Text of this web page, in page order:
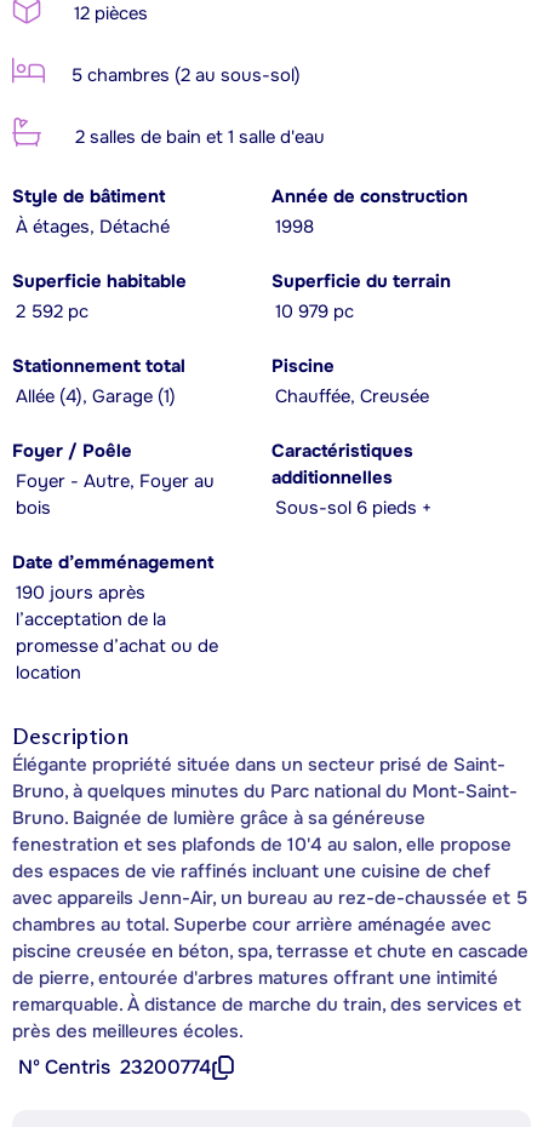
12 pièces
5 chambres (2 au sous-sol)
2 salles de bain et 1 salle d'eau
Style de bâtiment
À étages, Détaché
Année de construction
1998
Superficie habitable
2 592 pc
Superficie du terrain
10 979 pc
Stationnement total
Allée (4), Garage (1)
Piscine
Chauffée, Creusée
Foyer / Poêle
Foyer - Autre, Foyer au
bois
Caractéristiques
additionnelles
Sous-sol 6 pieds +
Date d’emménagement
190 jours après
l’acceptation de la
promesse d’achat ou de
location
Description
Élégante propriété située dans un secteur prisé de Saint-
Bruno, à quelques minutes du Parc national du Mont-Saint-
Bruno. Baignée de lumière grâce à sa généreuse
fenestration et ses plafonds de 10'4 au salon, elle propose
des espaces de vie raffinés incluant une cuisine de chef
avec appareils Jenn-Air, un bureau au rez-de-chaussée et 5
chambres au total. Superbe cour arrière aménagée avec
piscine creusée en béton, spa, terrasse et chute en cascade
de pierre, entourée d'arbres matures offrant une intimité
remarquable. À distance de marche du train, des services et
près des meilleures écoles.
Nº Centris 23200774